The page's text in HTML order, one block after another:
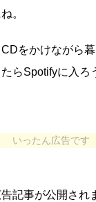
。
をかけながら
らSpotifyに入ろ
いったん広告です
記事が公開され